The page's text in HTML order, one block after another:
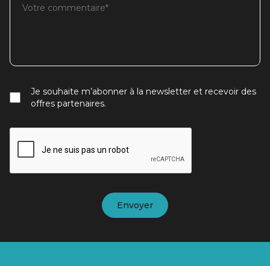
Je souhaite m’abonner à la newsletter et recevoir des
offres partenaires.